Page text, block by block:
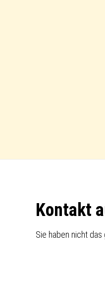
FooterKontakt
Sie haben nicht